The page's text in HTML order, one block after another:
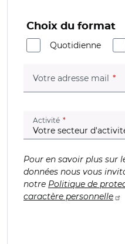
Choix du format
Quotidienne
Votre adresse mail
Activité (champ
Pour en savoir plus sur
données nous vous
notre Politique de
caractère personnelle